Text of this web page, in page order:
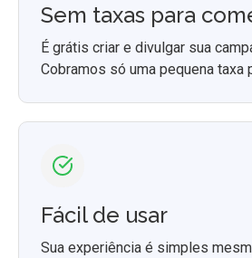
Sem taxas para
É grátis criar e divulgar sua
Cobramos só uma pequena taxa
Fácil de usar
Sua experiência é simples